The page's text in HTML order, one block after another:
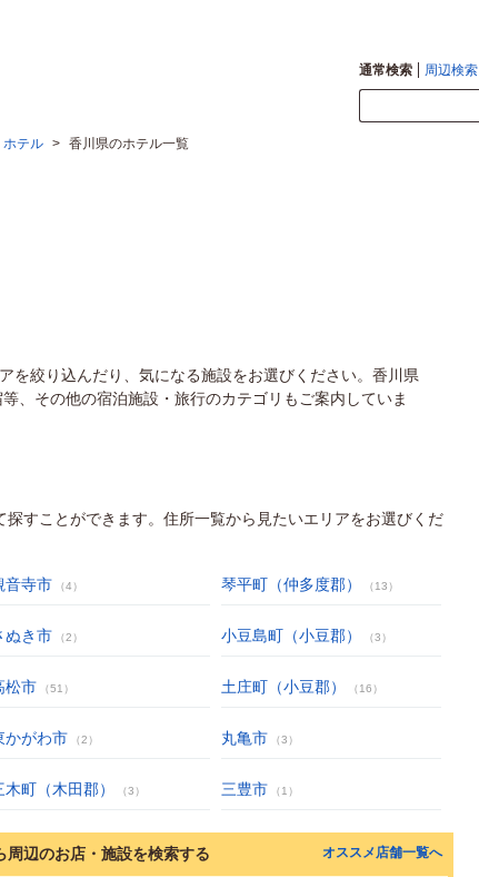
通常検索 周辺検索
ホテル > 香川県のホテル一覧
を絞り込んだり、気になる施設をお選びください。香川県
、その他の宿泊施設・旅行のカテゴリもご案内していま
すことができます。住所一覧から見たいエリアをお選びくだ
音寺市 （4） 琴平町（仲多度郡） （13）
ぬき市 （2） 小豆島町（小豆郡） （3）
松市 （51） 土庄町（小豆郡） （16）
かがわ市 （2） 丸亀市 （3）
木町（木田郡） （3） 三豊市 （1）
辺のお店・施設を検索する オススメ店舗一覧へ